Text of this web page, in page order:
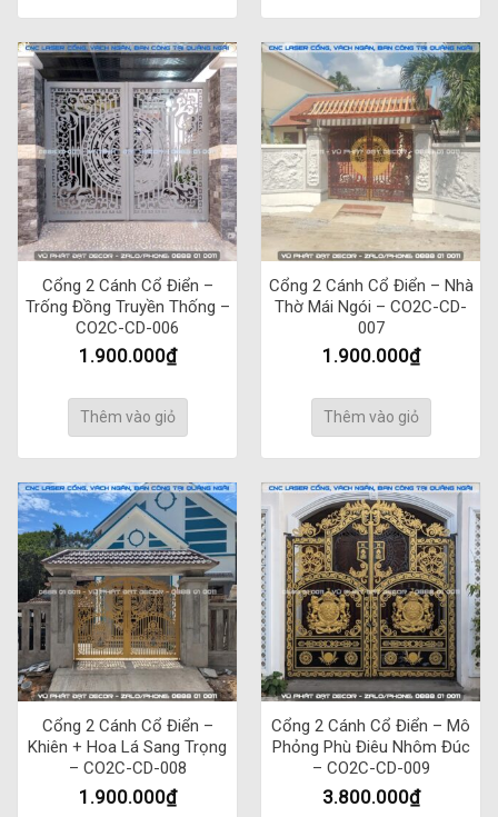
Cổng 2 Cánh Cổ Điển –
Trống Đồng Truyền Thống –
CO2C-CD-006
1.900.000₫
Thêm vào giỏ
Cổng 2 Cánh Cổ Điển – Nhà
Thờ Mái Ngói – CO2C-CD-
007
1.900.000₫
Thêm vào giỏ
Cổng 2 Cánh Cổ Điển –
Khiên + Hoa Lá Sang Trọng
– CO2C-CD-008
1.900.000₫
Cổng 2 Cánh Cổ Điển – Mô
Phỏng Phù Điêu Nhôm Đúc
– CO2C-CD-009
3.800.000₫